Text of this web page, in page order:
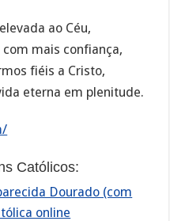
ao Céu,
mais confiança,
fiéis a Cristo,
eterna em plenitude.
Católicos:
Dourado (com
online